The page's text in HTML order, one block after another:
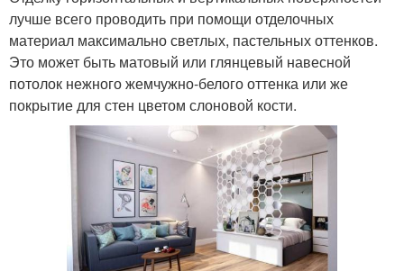
лучше всего проводить при помощи отделочных
материал максимально светлых, пастельных оттенков.
Это может быть матовый или глянцевый навесной
потолок нежного жемчужно-белого оттенка или же
покрытие для стен цветом слоновой кости.